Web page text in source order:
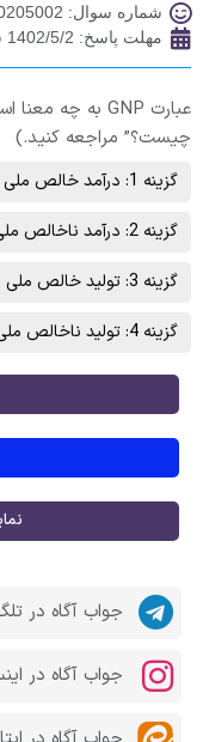
شماره سوال: 140205002
مهلت پاسخ: 1402/5/2 ساعت 23:59
چیست؟” مراجعه کنید.)
گزینه 1: درآمد خالص ملی
گزینه 2: درآمد ناخالص ملی
گزینه 3: تولید خالص ملی
گزینه 4: تولید ناخالص ملی
جواب آگاه در
جواب آگاه در